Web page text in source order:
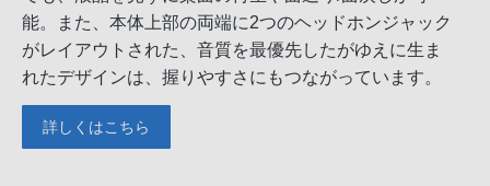
能。また、本体上部の両端に2つのヘッドホンジャック
がレイアウトされた、音質を最優先したがゆえに生ま
れたデザインは、握りやすさにもつながっています。
詳しくはこちら